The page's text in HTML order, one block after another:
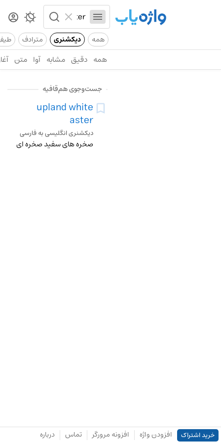
همه دیکشنری مترادف
همه دقیق مشابه آوا متن
جست‌وجوی هم‌قافیه
upland white
aster
دیکشنری انگلیسی به فارسی
صخره های سفید صخره ای
خرید اشتراک افزودن واژه افزونه مرورگر تماس درباره